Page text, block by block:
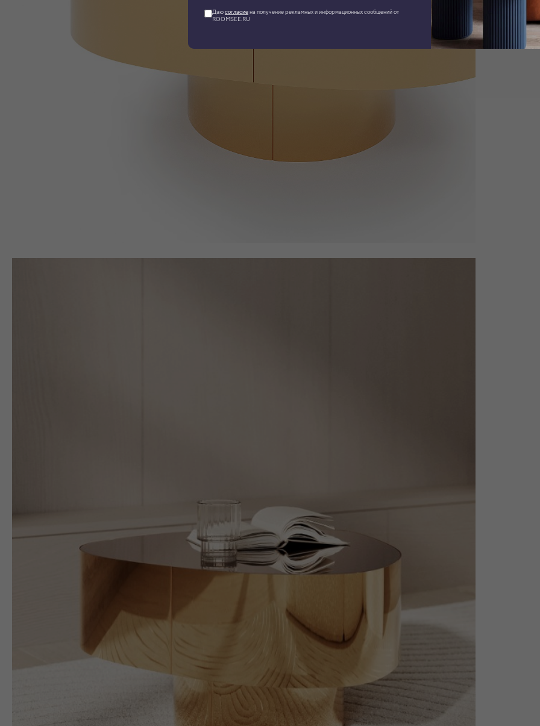
Даюсогласиена получение рекламных и информационных сообщений от
ROOMSEE.RU